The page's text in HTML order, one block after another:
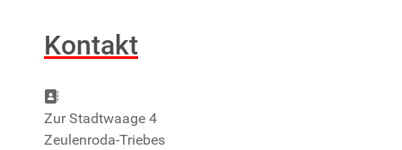
Kontakt
Adresse:
Zur Stadtwaage 4
Zeulenroda-Triebes